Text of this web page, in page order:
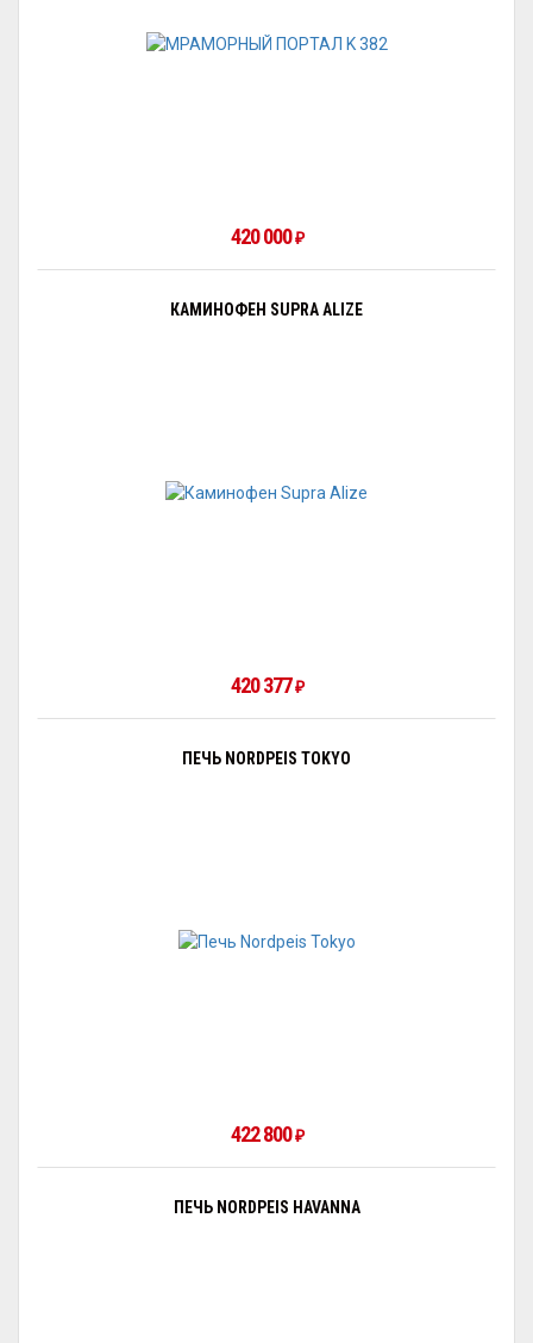
420 000₽
КАМИНОФЕН SUPRA ALIZЕ
420 377₽
ПЕЧЬ NORDPEIS TOKYO
422 800₽
ПЕЧЬ NORDPEIS HAVANNA